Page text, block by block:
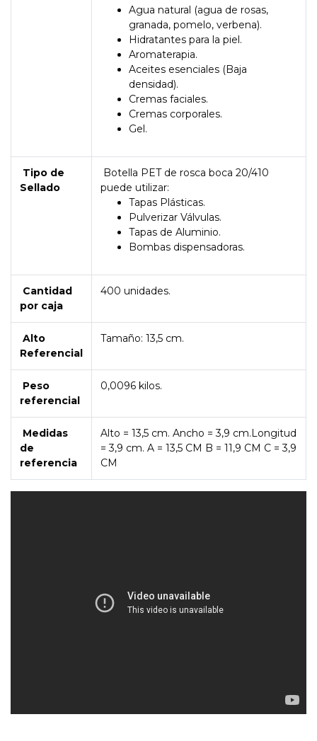
Agua natural (agua de rosas,
granada, pomelo, verbena).
Hidratantes para la piel.
Aromaterapia.
Aceites esenciales (Baja
densidad).
Cremas faciales.
Cremas corporales.
Gel.
Tipo de
Sellado
Botella PET de rosca boca 20/410
puede utilizar:
Tapas Plásticas.
Pulverizar Válvulas.
Tapas de Aluminio.
Bombas dispensadoras.
Cantidad
por caja
400 unidades.
Alto
Referencial
Tamaño: 13,5 cm.
Peso
referencial
0,0096 kilos.
Medidas
de
referencia
Alto = 13,5 cm. Ancho = 3,9 cm.Longitud
= 3,9 cm. A = 13,5 CM B = 11,9 CM C = 3,9
CM